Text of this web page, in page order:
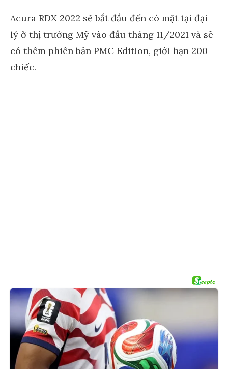
Acura RDX 2022 sẽ bắt đầu đến có mặt tại đại
lý ở thị trường Mỹ vào đầu tháng 11/2021 và sẽ
có thêm phiên bản PMC Edition, giới hạn 200
chiếc.